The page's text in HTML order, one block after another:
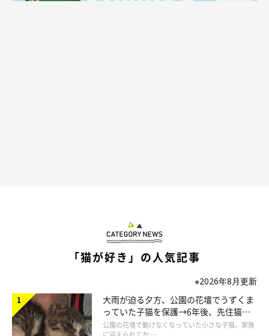
「猫が好き」の人気記事
※2026年8月更新
大雨が迫る夕方、公園の花壇でうずくま
っていた子猫を保護→6年後、先住猫
と“姉妹”のような関係に
公園の花壇で動けなくなっていた小さな子猫。家族